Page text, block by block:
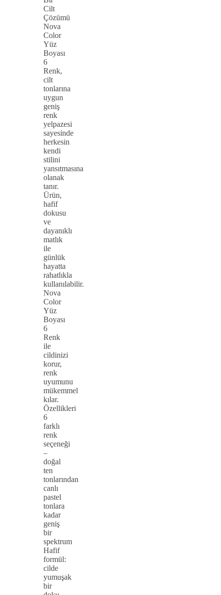
Cilt
Çözümü
Nova
Color
Yüz
Boyası
6
Renk,
cilt
tonlarına
uygun
geniş
renk
yelpazesi
sayesinde
herkesin
kendi
stilini
yansıtmasına
olanak
tanır.
Ürün,
hafif
dokusu
ve
dayanıklı
matlık
ile
günlük
hayatta
rahatlıkla
kullanılabilir.
Nova
Color
Yüz
Boyası
6
Renk
ile
cildinizi
korur,
renk
uyumunu
mükemmel
kılar.
Özellikleri
6
farklı
renk
seçeneği
–
doğal
ten
tonlarından
canlı
pastel
tonlara
kadar
geniş
bir
spektrum
Hafif
formül:
cilde
yumuşak
bir